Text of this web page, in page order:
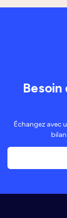
Besoin
Échangez avec